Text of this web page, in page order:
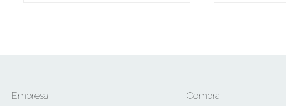
Empresa Compra